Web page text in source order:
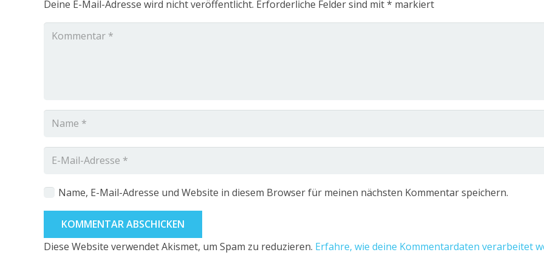
Deine E-Mail-Adresse wird nicht veröffentlicht. Erforderliche Felder sind mit* markiert
Name, E-Mail-Adresse und Website in diesem Browser für meinen nächsten Kommentar speichern.
KOMMENTAR ABSCHICKEN
Diese Website verwendet Akismet, um Spam zu reduzieren. Erfahre, wie deine Kommentardaten verarbeitet